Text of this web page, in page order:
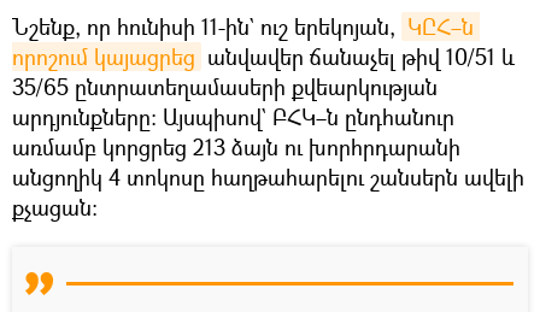
Նշենք, որ հունիսի 11-ին` ուշ երեկոյան, ԿԸՀ–ն
որոշում կայացրեց անվավեր ճանաչել թիվ 10/51 և
35/65 ընտրատեղամասերի քվեարկության
արդյունքները։ Այսպիսով` ԲՀԿ–ն ընդհանուր
առմամբ կորցրեց 213 ձայն ու խորհրդարանի
անցողիկ 4 տոկոսը հաղթահարելու շանսերն ավելի
քչացան։